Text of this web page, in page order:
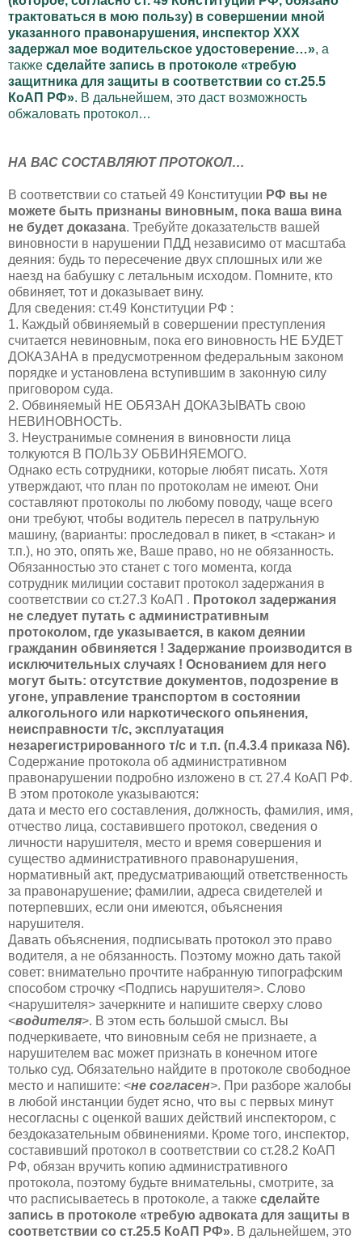
трактоваться в мою пользу) в совершении мной
указанного правонарушения, инспектор ХХХ
задержал мое водительское удостоверение…», а
также сделайте запись в протоколе «требую
защитника для защиты в соответствии со ст.25.5
КоАП РФ». В дальнейшем, это даст возможность
обжаловать протокол…
НА ВАС СОСТАВЛЯЮТ ПРОТОКОЛ…
В соответствии со статьей 49 Конституции РФ вы не
можете быть признаны виновным, пока ваша вина
не будет доказана. Требуйте доказательств вашей
виновности в нарушении ПДД независимо от масштаба
деяния: будь то пересечение двух сплошных или же
наезд на бабушку с летальным исходом. Помните, кто
обвиняет, тот и доказывает вину.
Для сведения: ст.49 Конституции РФ :
1. Каждый обвиняемый в совершении преступления
считается невиновным, пока его виновность НЕ БУДЕТ
ДОКАЗАНА в предусмотренном федеральным законом
порядке и установлена вступившим в законную силу
приговором суда.
2. Обвиняемый НЕ ОБЯЗАН ДОКАЗЫВАТЬ свою
НЕВИНОВНОСТЬ.
3. Неустранимые сомнения в виновности лица
толкуются В ПОЛЬЗУ ОБВИНЯЕМОГО.
Однако есть сотрудники, которые любят писать. Хотя
утверждают, что план по протоколам не имеют. Они
составляют протоколы по любому поводу, чаще всего
они требуют, чтобы водитель пересел в патрульную
машину, (варианты: проследовал в пикет, в <стакан> и
т.п.), но это, опять же, Ваше право, но не обязанность.
Обязанностью это станет с того момента, когда
сотрудник милиции составит протокол задержания в
соответствии со ст.27.3 КоАП . Протокол задержания
не следует путать с административным
протоколом, где указывается, в каком деянии
гражданин обвиняется ! Задержание производится в
исключительных случаях ! Основанием для него
могут быть: отсутствие документов, подозрение в
угоне, управление транспортом в состоянии
алкогольного или наркотического опьянения,
неисправности т/с, эксплуатация
незарегистрированного т/с и т.п. (п.4.3.4 приказа N6).
Содержание протокола об административном
правонарушении подробно изложено в ст. 27.4 КоАП РФ.
В этом протоколе указываются:
дата и место его составления, должность, фамилия, имя,
отчество лица, составившего протокол, сведения о
личности нарушителя, место и время совершения и
существо административного правонарушения,
нормативный акт, предусматривающий ответственность
за правонарушение; фамилии, адреса свидетелей и
потерпевших, если они имеются, объяснения
нарушителя.
Давать объяснения, подписывать протокол это право
водителя, а не обязанность. Поэтому можно дать такой
совет: внимательно прочтите набранную типографским
способом строчку <Подпись нарушителя>. Слово
<нарушителя> зачеркните и напишите сверху слово
<водителя>. В этом есть большой смысл. Вы
подчеркиваете, что виновным себя не признаете, а
нарушителем вас может признать в конечном итоге
только суд. Обязательно найдите в протоколе свободное
место и напишите: <не согласен>. При разборе жалобы
в любой инстанции будет ясно, что вы с первых минут
несогласны с оценкой ваших действий инспектором, с
бездоказательным обвинениями. Кроме того, инспектор,
составивший протокол в соответствии со ст.28.2 КоАП
РФ, обязан вручить копию административного
протокола, поэтому будьте внимательны, смотрите, за
что расписываетесь в протоколе, а также сделайте
запись в протоколе «требую адвоката для защиты в
соответствии со ст.25.5 КоАП РФ». В дальнейшем, это